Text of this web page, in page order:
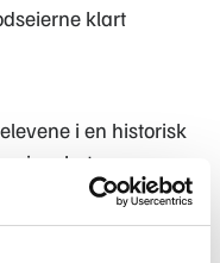
klart
i en historisk
og
vekker